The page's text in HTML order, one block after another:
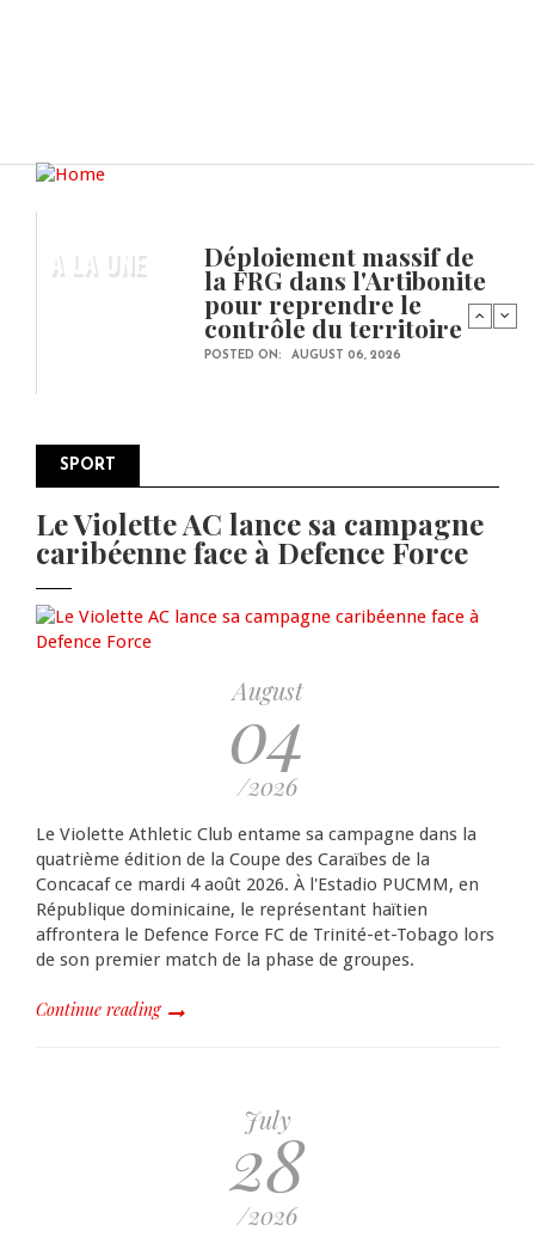
A LA UNE Déploiement massif de
la FRG dans l'Artibonite
pour reprendre le
contrôle du territoire
POSTED ON: AUGUST 06, 2026
SPORT
Le Violette AC lance sa campagne
caribéenne face à Defence Force
August
04
/2026
Le Violette Athletic Club entame sa campagne dans la
quatrième édition de la Coupe des Caraïbes de la
Concacaf ce mardi 4 août 2026. À l'Estadio PUCMM, en
République dominicaine, le représentant haïtien
affrontera le Defence Force FC de Trinité-et-Tobago lors
de son premier match de la phase de groupes.
Continue reading
July
28
/2026
Pagination